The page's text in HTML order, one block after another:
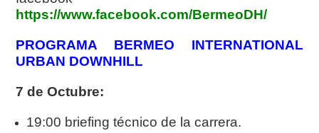
https://www.facebook.com/BermeoDH/
PROGRAMA BERMEO INTERNATIONAL
URBAN DOWNHILL
7 de Octubre:
19:00 briefing técnico de la carrera.